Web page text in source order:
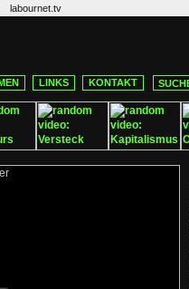
labournet.tv
LINKS KONTAKT